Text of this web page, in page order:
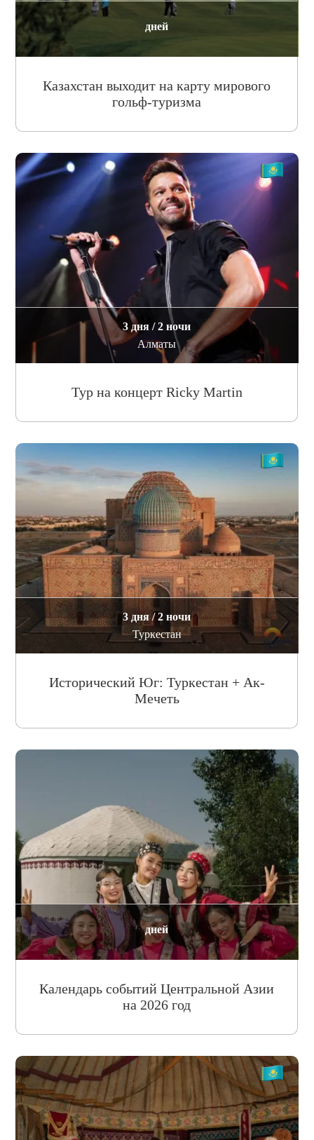
дней
Казахстан выходит на карту мирового
гольф-туризма
3 дня / 2 ночи
Алматы
Тур на концерт Ricky Martin
3 дня / 2 ночи
Туркестан
Исторический Юг: Туркестан + Ак-
Мечеть
дней
Календарь событий Центральной Азии
на 2026 год